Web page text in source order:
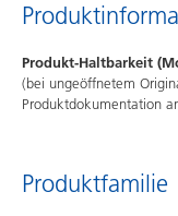
Produkt-Haltbarkeit
(bei ungeöffnetem
Produktdokumentation
Produktfamilie